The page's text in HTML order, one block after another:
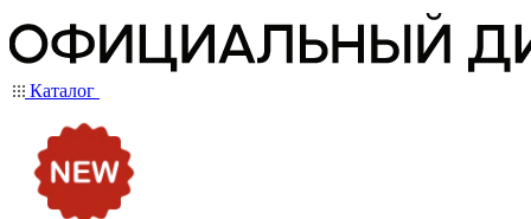
Каталог